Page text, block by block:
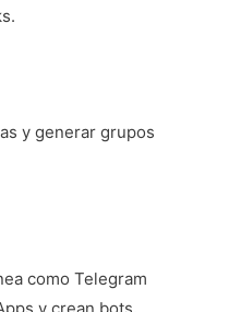
y generar grupos
como Telegram